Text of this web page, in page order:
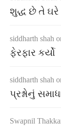
શુદ્ધ છે તે ઘરે
siddharth shah
ફેરફાર કર્યો
siddharth shah
પ્રશ્નોનું
Swapnil